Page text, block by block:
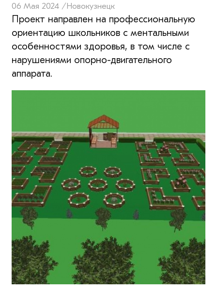
06 Мая 2024 /Новокузнецк
Проект направлен на профессиональную
ориентацию школьников с ментальными
особенностями здоровья, в том числе с
нарушениями опорно-двигательного
аппарата.